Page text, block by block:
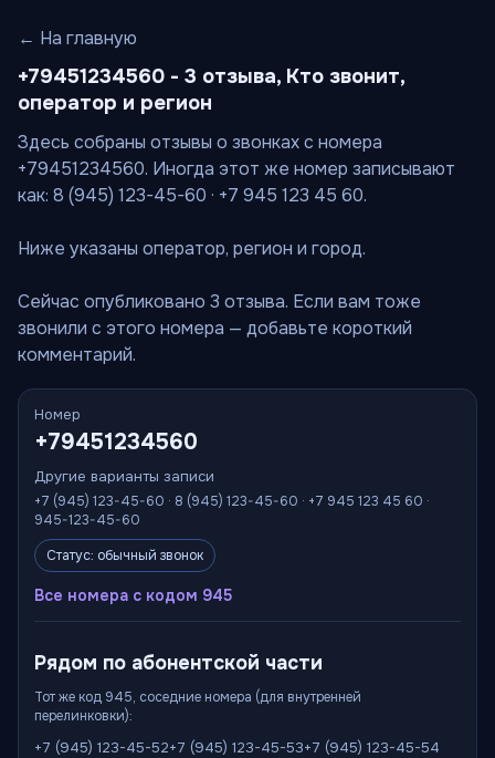
← На главную
+79451234560 - 3 отзыва, Кто звонит,
оператор и регион
Здесь собраны отзывы о звонках с номера
+79451234560. Иногда этот же номер записывают
как: 8 (945) 123-45-60 · +7 945 123 45 60.
Ниже указаны оператор, регион и город.
Сейчас опубликовано 3 отзыва. Если вам тоже
звонили с этого номера — добавьте короткий
комментарий.
Номер
+79451234560
Другие варианты записи
+7 (945) 123-45-60 · 8 (945) 123-45-60 · +7 945 123 45 60 ·
945-123-45-60
Статус: обычный звонок
Все номера с кодом 945
Рядом по абонентской части
Тот же код 945, соседние номера (для внутренней
перелинковки):
+7 (945) 123-45-52+7 (945) 123-45-53+7 (945) 123-45-54